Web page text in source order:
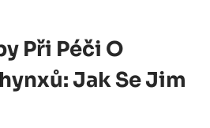
Při Péči O
Jak Se Jim